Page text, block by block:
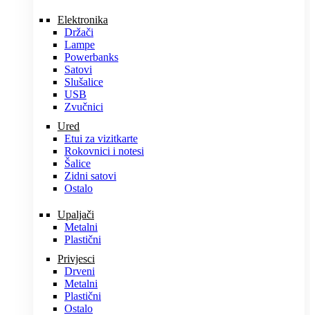
Elektronika
Držači
Lampe
Powerbanks
Satovi
Slušalice
USB
Zvučnici
Ured
Etui za vizitkarte
Rokovnici i notesi
Šalice
Zidni satovi
Ostalo
Upaljači
Metalni
Plastični
Privjesci
Drveni
Metalni
Plastični
Ostalo